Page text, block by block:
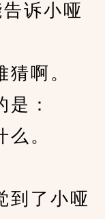
诉小哑
啊。
：
。
了小哑